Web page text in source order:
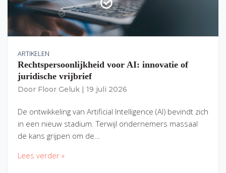
ARTIKELEN
Rechtspersoonlijkheid voor AI: innovatie of
juridische vrijbrief
Door Floor Geluk 19 juli 2026
De ontwikkeling van Artificial Intelligence (AI) bevindt zich
in een nieuw stadium. Terwijl ondernemers massaal
de kans grijpen om de…
Lees verder »